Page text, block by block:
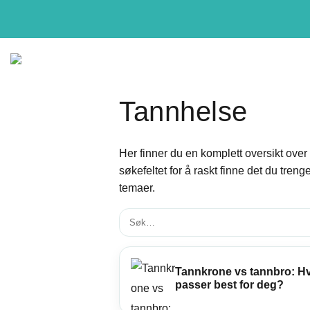
Tannbehandlinger
Tannlegevakt
Akutt tannverk? Time samme dag.
Trygg start hos en ny tannlege.
tenke
Tannhelse
Her finner du en komplett oversikt
søkefeltet for å raskt finne det du
temaer.
Tannkrone vs tannbro:
passer best for deg?